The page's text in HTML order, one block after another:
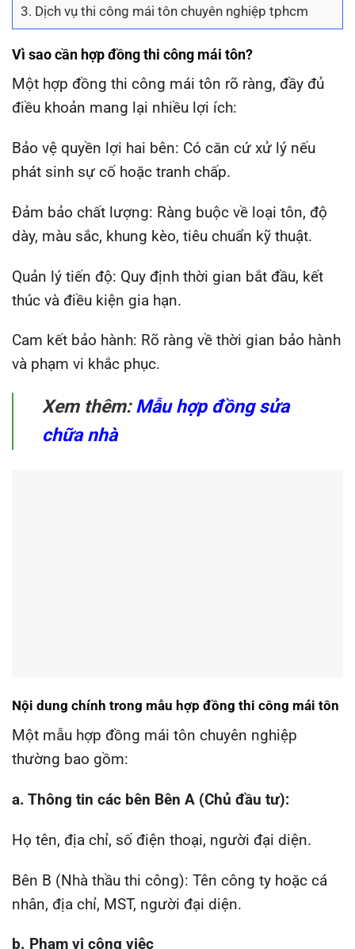
3. Dịch vụ thi công mái tôn chuyên nghiệp tphcm
Vì sao cần hợp đồng thi công mái tôn?
Một hợp đồng thi công mái tôn rõ ràng, đầy đủ
điều khoản mang lại nhiều lợi ích:
Bảo vệ quyền lợi hai bên: Có căn cứ xử lý nếu
phát sinh sự cố hoặc tranh chấp.
Đảm bảo chất lượng: Ràng buộc về loại tôn, độ
dày, màu sắc, khung kèo, tiêu chuẩn kỹ thuật.
Quản lý tiến độ: Quy định thời gian bắt đầu, kết
thúc và điều kiện gia hạn.
Cam kết bảo hành: Rõ ràng về thời gian bảo hành
và phạm vi khắc phục.
Xem thêm:Mẫu hợp đồng sửa
chữa nhà
Nội dung chính trong mẫu hợp đồng thi công mái tôn
Một mẫu hợp đồng mái tôn chuyên nghiệp
thường bao gồm:
a. Thông tin các bên Bên A (Chủ đầu tư):
Họ tên, địa chỉ, số điện thoại, người đại diện.
Bên B (Nhà thầu thi công): Tên công ty hoặc cá
nhân, địa chỉ, MST, người đại diện.
b. Phạm vi công việc